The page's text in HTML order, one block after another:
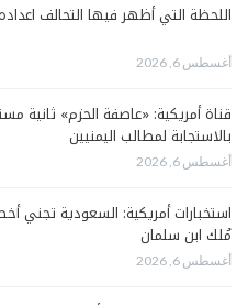
اللحظة التي أظهر فيها التحالف
أغسطس 6, 2026
قناة أمريكية: «عاصفة الحزم» ثانية
بالاستجابة لمطالب اليمنيين
أغسطس 6, 2026
استخبارات أمريكية: السعودية تجني
مُلك ابن سلمان
أغسطس 6, 2026